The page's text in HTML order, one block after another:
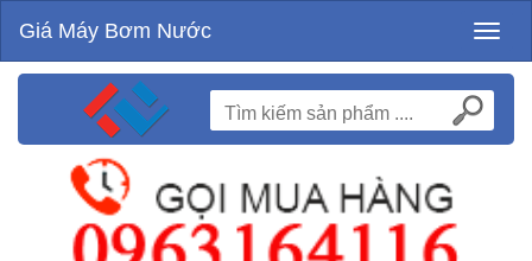
Giá Máy Bơm Nước